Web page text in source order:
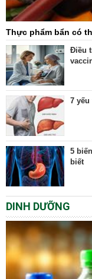
Thực phẩm bẩn có
Điều
7
5
biết
DINH DƯỠNG